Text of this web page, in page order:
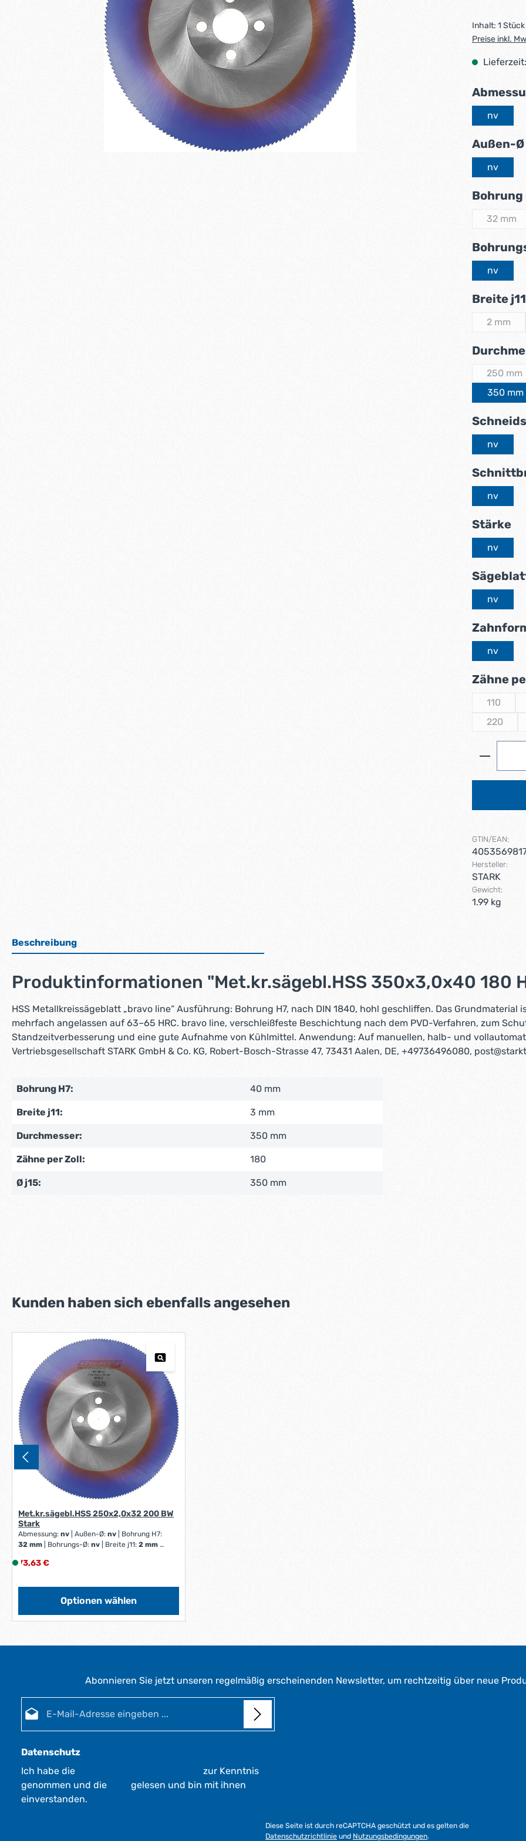
Inhalt: 1 Stück
Preise inkl.
nv
Außen-Ø
nv
Bohrung
32 mm
nv
Breite j11
2 mm
250 mm
350 mm
nv
nv
Stärke
nv
nv
nv
Zähne
110
220
(Diese
GTIN/EAN:
Hersteller:
STARK
Gewicht:
1.99 kg
Beschreibung
Produktinformationen "Met.kr.sägebl.HSS 350x3,0x40 180
HSS Metallkreissägeblatt „bravo line“ Ausführung: Bohrung H7, nach DIN 1840, hohl geschliffen. Das
mehrfach angelassen auf 63–65 HRC. bravo line, verschleißfeste Beschichtung nach dem PVD-Verfahren, zum
Standzeitverbesserung und eine gute Aufnahme von Kühlmittel. Anwendung: Auf manuellen, halb- und
Vertriebsgesellschaft STARK GmbH & Co. KG, Robert-Bosch-Strasse 47, 73431 Aalen, DE, +49736496080,
Bohrung H7: 40 mm
Breite j11: 3 mm
Durchmesser: 350 mm
Zähne per Zoll: 180
Ø j15: 350 mm
Produktgalerie überspringen
Kunden haben sich ebenfalls angesehen
Met.kr.sägebl.HSS 250x2,0x32 200 BW
Stark
Abmessung:nv Außen-Ø:nv
Bohrung H7:
32 mm
Bohrungs-Ø:nv Breite j11:2 mm|
Schnittbreite:
Regulärer Preis:
L
e
r
1
e
k
t
a
73,63 €
Optionen wählen
Abonnieren Sie jetzt unseren regelmäßig erscheinenden Newsletter, um rechtzeitig über neue
Datenschutz
Ich habe die
zur Kenntnis
genommen und die
gelesen und bin mit ihnen
einverstanden.
Diese Seite ist durch reCAPTCHA geschützt und es gelten die
Datenschutzrichtlinie und Nutzungsbedingungen.